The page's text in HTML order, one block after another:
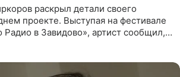
раскрыл детали своего
проекте. Выступая на фестивале
Радио в Завидово», артист сообщил,